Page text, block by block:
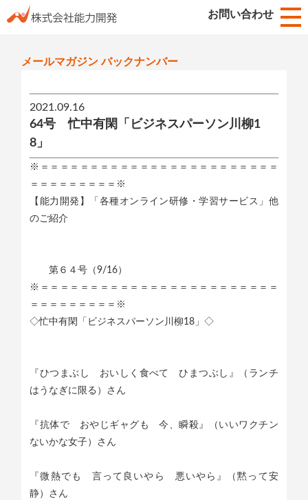
お問い合わせ
お知らせ
HOME
メールマガジン バックナンバー
2021.09.16
64号 忙中有閑「ビジネスパーソン川柳1
8」
※＝＝＝＝＝＝＝＝＝＝＝＝＝＝＝＝＝＝＝＝＝＝＝＝
＝＝＝＝＝＝＝＝＝※
【能力開発】「各種オンライン研修・学習サービス」他
のご紹介
第６４号（9/16）
※＝＝＝＝＝＝＝＝＝＝＝＝＝＝＝＝＝＝＝＝＝＝＝＝
＝＝＝＝＝＝＝＝＝※
◇忙中有閑「ビジネスパーソン川柳18」◇
『ひつまぶし おいしく食べて ひまつぶし』（ランチ
はうなぎに限る）さん
『抗体で おやじギャグも 今、瞬殺』（いいワクチン
ないかな女子）さん
『微熱でも 言って良いやら 悪いやら』（黙って安
静）さん